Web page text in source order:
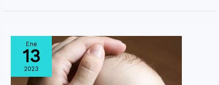
GLUT-
Ene
13
2023